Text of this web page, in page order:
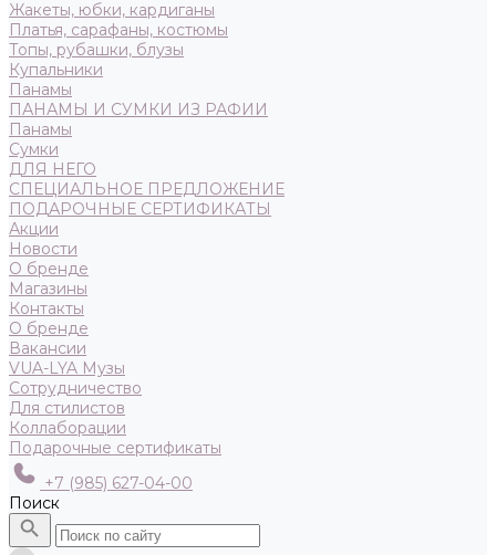
Жакеты, юбки, кардиганы
Платья, сарафаны, костюмы
Топы, рубашки, блузы
Купальники
Панамы
ПАНАМЫ И СУМКИ ИЗ РАФИИ
Панамы
Сумки
ДЛЯ НЕГО
СПЕЦИАЛЬНОЕ ПРЕДЛОЖЕНИЕ
ПОДАРОЧНЫЕ СЕРТИФИКАТЫ
Акции
Новости
О бренде
Магазины
Контакты
О бренде
Вакансии
VUA-LYA Музы
Сотрудничество
Для стилистов
Коллаборации
Подарочные сертификаты
+7 (985) 627-04-00
Поиск